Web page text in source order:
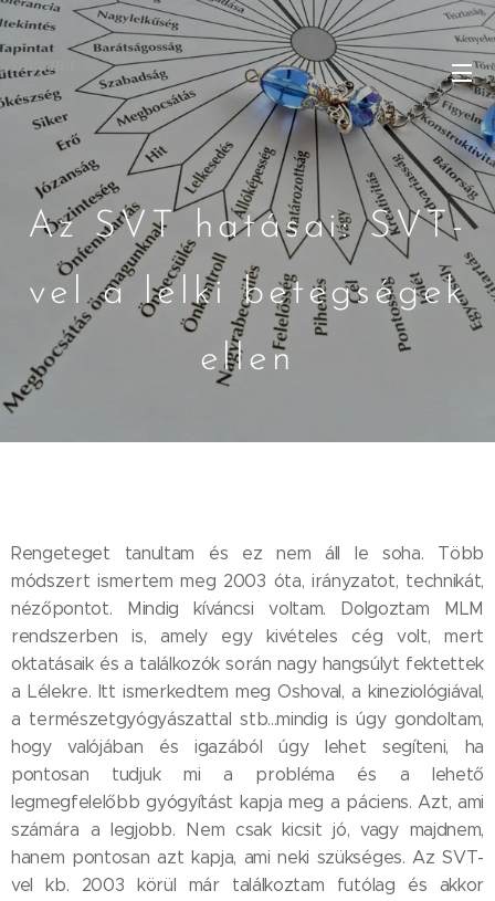
Dharma
Az SVT hatásai: SVT-
vel a lelki betegségek
ellen
Rengeteget tanultam és ez nem áll le soha. Több
módszert ismertem meg 2003 óta, irányzatot, technikát,
nézőpontot. Mindig kíváncsi voltam. Dolgoztam MLM
rendszerben is, amely egy kivételes cég volt, mert
oktatásaik és a találkozók során nagy hangsúlyt fektettek
a Lélekre. Itt ismerkedtem meg Oshoval, a kineziológiával,
a természetgyógyászattal stb...mindig is úgy gondoltam,
hogy valójában és igazából úgy lehet segíteni, ha
pontosan tudjuk mi a probléma és a lehető
legmegfelelőbb gyógyítást kapja meg a páciens. Azt, ami
számára a legjobb. Nem csak kicsit jó, vagy majdnem,
hanem pontosan azt kapja, ami neki szükséges. Az SVT-
vel kb. 2003 körül már találkoztam futólag és akkor